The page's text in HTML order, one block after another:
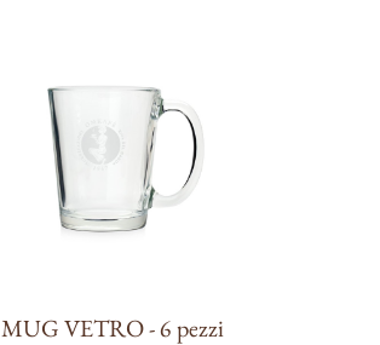
MUG VETRO - 6 pezzi